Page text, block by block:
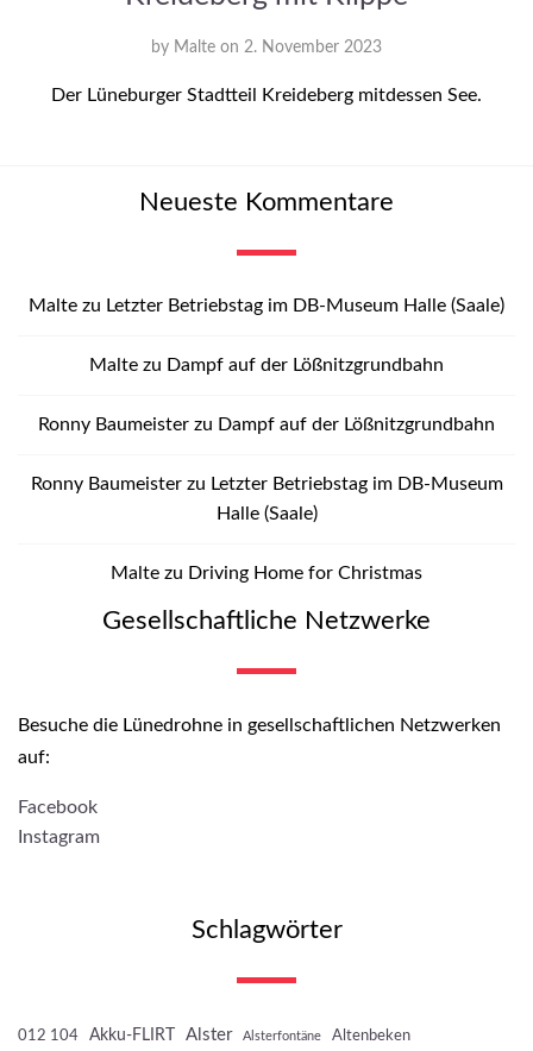
by Malte on 2. November 2023
Der Lüneburger Stadtteil Kreideberg mitdessen See.
Neueste Kommentare
Malte zu Letzter Betriebstag im DB-Museum Halle (Saale)
Malte zu Dampf auf der Lößnitzgrundbahn
Ronny Baumeister zu Dampf auf der Lößnitzgrundbahn
Ronny Baumeisterzu Letzter Betriebstag im DB-Museum
Halle (Saale)
Malte zu Driving Home for Christmas
Gesellschaftliche Netzwerke
Besuche die Lünedrohne in gesellschaftlichen Netzwerken
auf:
Facebook
Instagram
Schlagwörter
012 104 Akku-FLIRT Alster Alsterfontäne Altenbeken